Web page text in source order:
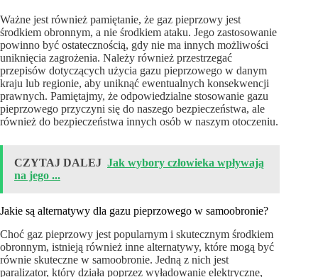
Ważne jest również pamiętanie, że gaz pieprzowy jest
środkiem obronnym, a nie środkiem ataku. Jego zastosowanie
powinno być ostatecznością, gdy nie ma innych możliwości
uniknięcia zagrożenia. Należy również przestrzegać
przepisów dotyczących użycia gazu pieprzowego w danym
kraju lub regionie, aby uniknąć ewentualnych konsekwencji
prawnych. Pamiętajmy, że odpowiedzialne stosowanie gazu
pieprzowego przyczyni się do naszego bezpieczeństwa, ale
również do bezpieczeństwa innych osób w naszym otoczeniu.
CZYTAJ DALEJ Jak wybory człowieka wpływają
na jego ...
Jakie są alternatywy dla gazu pieprzowego w samoobronie?
Choć gaz pieprzowy jest popularnym i skutecznym środkiem
obronnym, istnieją również inne alternatywy, które mogą być
równie skuteczne w samoobronie. Jedną z nich jest
paralizator, który działa poprzez wyładowanie elektryczne,